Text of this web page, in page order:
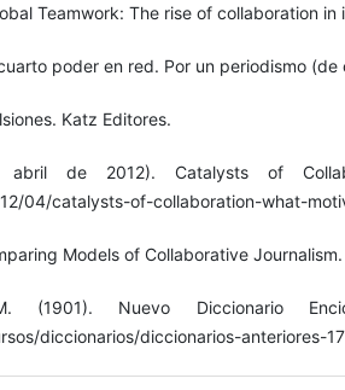
Teamwork: The rise of collaboration
poder en red. Por un periodismo
Katz Editores.
de 2012). Catalysts of
04/catalysts-of-collaboration-what-
Models of Collaborative
Nuevo Diccionario
diccionarios/diccionarios-anteriores-